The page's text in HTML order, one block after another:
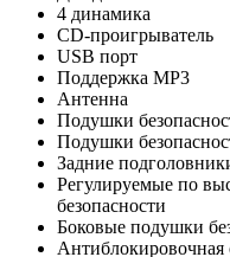
4 динамика
CD-проигрыватель
USB порт
Поддержка MP3
Антенна
Подушки
Подушки
Задние
Регулируемые по
безопасности
Боковые подушки
Антиблокировочная